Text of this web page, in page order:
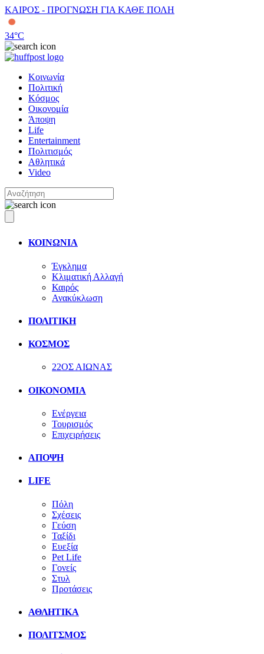
ΚΑΙΡΟΣ - ΠΡΟΓΝΩΣΗ ΓΙΑ ΚΑΘΕ ΠΟΛΗ
34°C
Κοινωνία
Πολιτική
Κόσμος
Οικονομία
Άποψη
Life
Entertainment
Πολιτισμός
Αθλητικά
Video
ΚΟΙΝΩΝΙΑ
Έγκλημα
Κλιματική Αλλαγή
Καιρός
Ανακύκλωση
ΠΟΛΙΤΙΚΗ
ΚΟΣΜΟΣ
22ΟΣ ΑΙΩΝΑΣ
ΟΙΚΟΝΟΜΙΑ
Ενέργεια
Τουρισμός
Επιχειρήσεις
ΑΠΟΨΗ
LIFE
Πόλη
Σχέσεις
Γεύση
Ταξίδι
Ευεξία
Pet Life
Γονείς
Στυλ
Προτάσεις
ΑΘΛΗΤΙΚΑ
ΠΟΛΙΤΣΜΟΣ